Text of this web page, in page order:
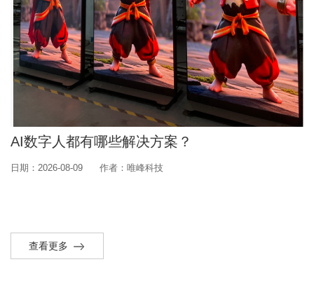
AI数字人都有哪些解决方案？
日期：2026-08-09 作者：唯峰科技
查看更多